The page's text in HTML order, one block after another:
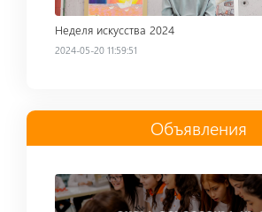
Неделя искусства 2024
2024-05-20 11:59:51
Объявления
Read more